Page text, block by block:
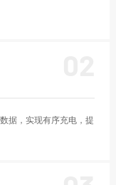
据，实现有序充电，提